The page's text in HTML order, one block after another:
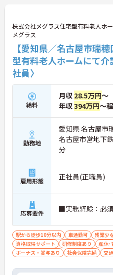
野は互いで補い合うなど、チー
連携を取りながら日々の業務に努
ご興味のある方には、面接対策
詳細をお話ししますのでお気軽に
株式会社メグラス住宅型有料老人ホ
メグラス
【愛知県／名古屋市瑞
型有料老人ホームにて
社員〉
給料
月収 28.5万円～
年収394万円～
勤務地
愛知県 名古屋
名古屋市営地下
分
雇用形態 正社員(正職員)
応募要件 ■実務経験：必
駅から徒歩10分以内 車通勤可 残業少
資格取得サポート
研修制度あり
産休･
ボーナス・賞与あり
社会保険完備 交